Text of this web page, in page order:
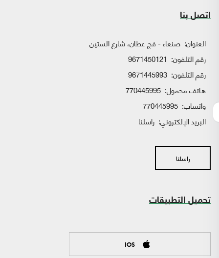
اتصل بنا
العنوان: صنعاء - فج عطان، شارع الستين
رقم التلفون: 9671450121
رقم التلفون: 9671445993
هاتف محمول: 770445995
واتساب:
البريد الإلكتروني: راسلنا
راسلنا
تحميل التطبيقات
IOS